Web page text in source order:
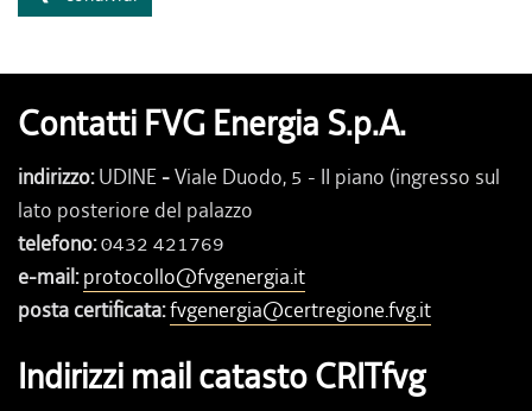
Contatti FVG Energia S.p.A.
indirizzo:UDINE -Viale Duodo, 5 - II piano (ingresso sul
lato posteriore del palazzo
telefono:0432 421769
e-mail:protocollo@fvgenergia.it
posta certificata:fvgenergia@certregione.fvg.it
Indirizzi mail catasto CRITfvg